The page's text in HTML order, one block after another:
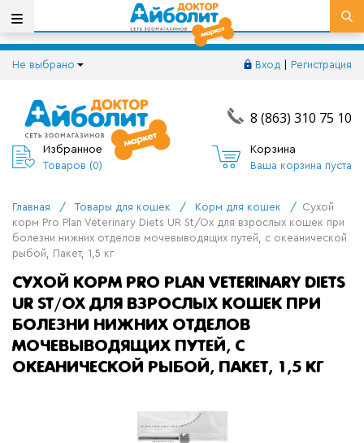
Не выбрано Вход Регистрация
8 (863) 310 75 10
Избранное
Товаров (0)
Корзина
Ваша корзина пуста
Главная / Товары для кошек / Корм для кошек /
Сухой
корм Pro Plan Veterinary Diets UR St/Ox для взрослых кошек при
болезни нижних отделов мочевыводящих путей, с океанической
рыбой, Пакет, 1,5 кг
СУХОЙ КОРМ PRO PLAN VETERINARY DIETS
UR ST/OX ДЛЯ ВЗРОСЛЫХ КОШЕК ПРИ
БОЛЕЗНИ НИЖНИХ ОТДЕЛОВ
МОЧЕВЫВОДЯЩИХ ПУТЕЙ, С
ОКЕАНИЧЕСКОЙ РЫБОЙ, ПАКЕТ, 1,5 КГ